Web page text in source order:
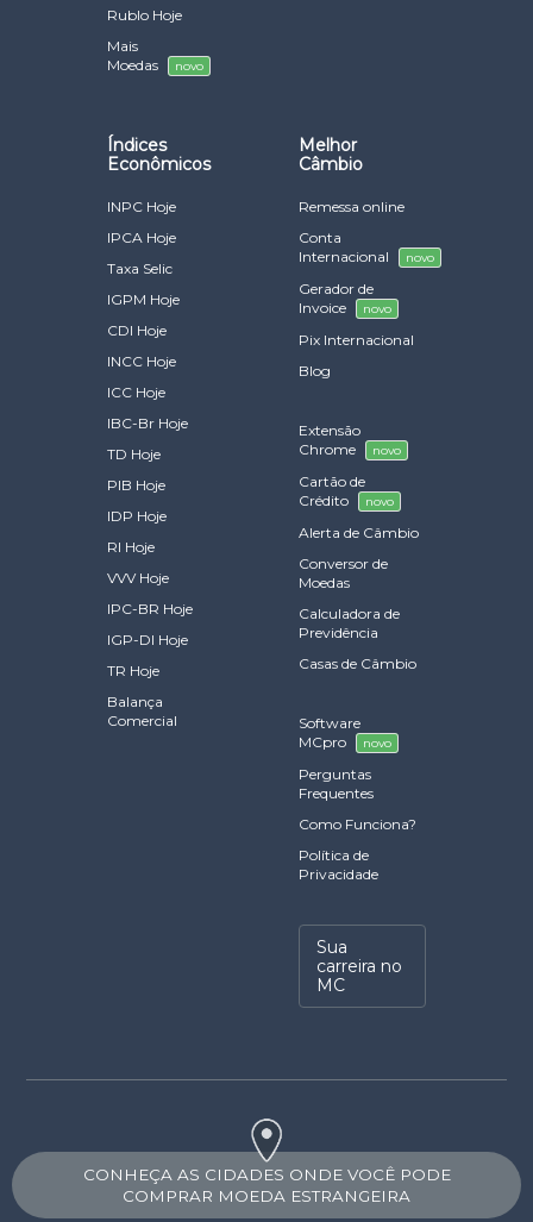
Rublo Hoje
Mais
Moedas
novo
Índices
Econômicos
INPC Hoje
IPCA Hoje
Taxa Selic
IGPM Hoje
CDI Hoje
INCC Hoje
ICC Hoje
IBC-Br Hoje
TD Hoje
PIB Hoje
IDP Hoje
RI Hoje
VVV Hoje
IPC-BR Hoje
IGP-DI Hoje
TR Hoje
Balança
Comercial
Melhor
Câmbio
Remessa online
Conta
Internacional
novo
Gerador de
Invoice
novo
Pix Internacional
Blog
Extensão
Chrome
novo
Cartão de
Crédito
novo
Alerta de Câmbio
Conversor de
Moedas
Calculadora de
Previdência
Casas de Câmbio
Software
MCpro
novo
Perguntas
Frequentes
Como Funciona?
Política de
Privacidade
Sua
carreira no
MC
CONHEÇA AS CIDADES ONDE VOCÊ PODE
COMPRAR MOEDA ESTRANGEIRA